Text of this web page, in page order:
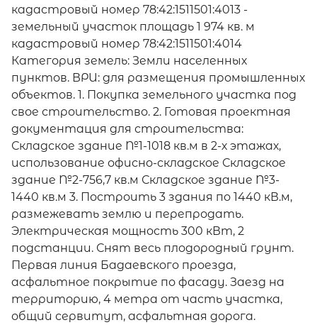
кадастровый номер 78:42:1511501:4013 -
земельный участок площадь 1 974 кв. м
кадастровый номер 78:42:1511501:4014
Категория земель: Земли населенных
пунктов. ВРИ: для размещения промышленных
объектов. 1. Покупка земельного участка под
свое строительство. 2. Готовая проектная
документация для строительства:
Складское здание №1-1018 кв.м в 2-х этажах,
использование офисно-складское Складское
здание №2-756,7 кв.м Складское здание №3-
1440 кв.м 3. Построить 3 здания по 1440 кВ.м,
размежевать землю и перепродать.
Электрическая мощность 300 кВт, 2
подстанции. Снят весь плодородный грунт.
Первая линия Бадаевского проезда,
асфальтное покрытие по фасаду. Заезд на
территорию, 4 метра от часть участка,
общий сервитут, асфальтная дорога.